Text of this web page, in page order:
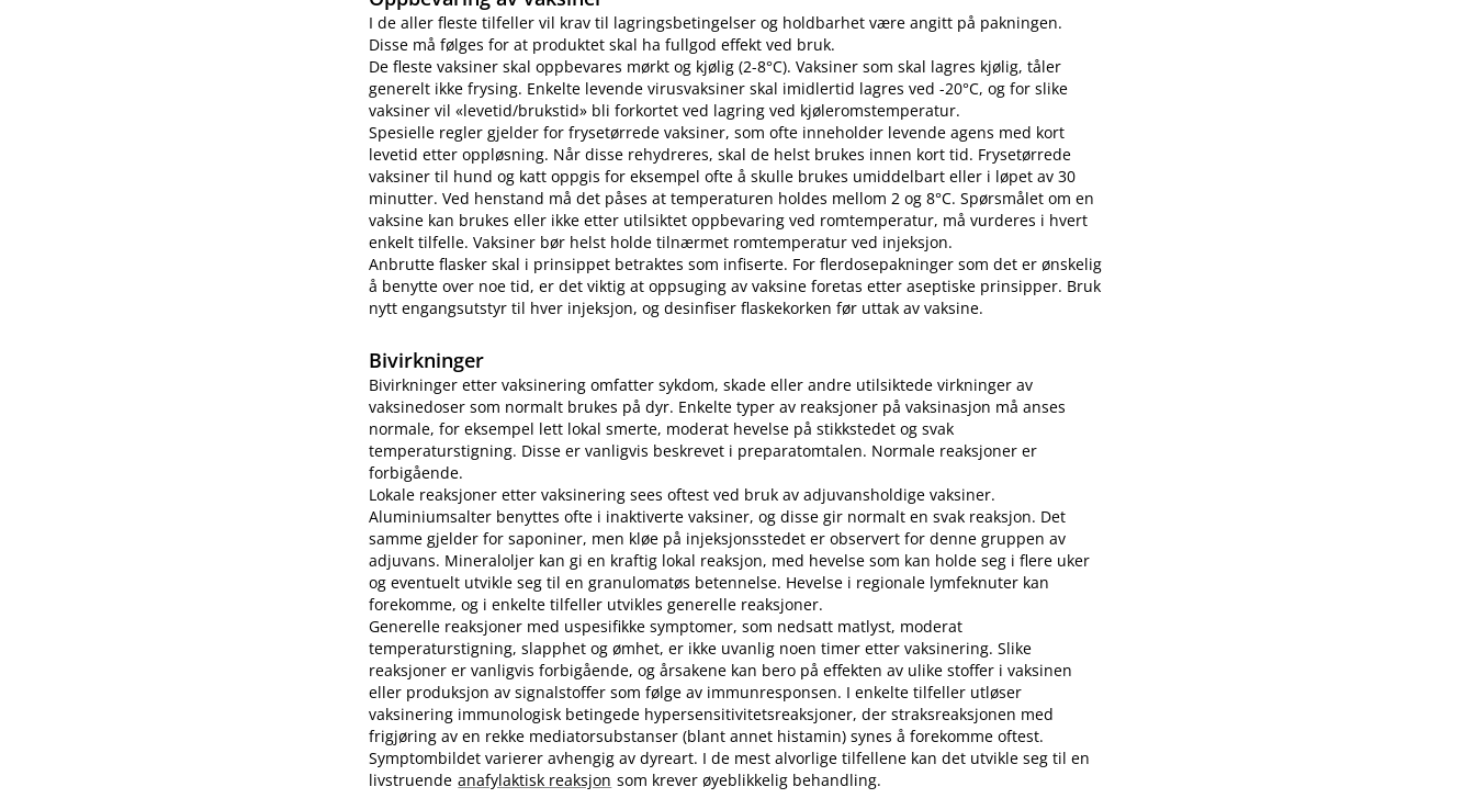
I de aller fleste tilfeller vil krav til lagringsbetingelser og holdbarhet være angitt på pakningen.
Disse må følges for at produktet skal ha fullgod effekt ved bruk.
De fleste vaksiner skal oppbevares mørkt og kjølig (2-8°C). Vaksiner som skal lagres kjølig, tåler
generelt ikke frysing. Enkelte levende virusvaksiner skal imidlertid lagres ved -20°C, og for slike
vaksiner vil «levetid​/​brukstid» bli forkortet ved lagring ved kjøleromstemperatur.
Spesielle regler gjelder for frysetørrede vaksiner, som ofte inneholder levende agens med kort
levetid etter oppløsning. Når disse rehydreres, skal de helst brukes innen kort tid. Frysetørrede
vaksiner til hund og katt oppgis for eksempel ofte å skulle brukes umiddelbart eller i løpet av 30
minutter. Ved henstand må det påses at temperaturen holdes mellom 2 og 8°C. Spørsmålet om en
vaksine kan brukes eller ikke etter utilsiktet oppbevaring ved romtemperatur, må vurderes i hvert
enkelt tilfelle. Vaksiner bør helst holde tilnærmet romtemperatur ved injeksjon.
Anbrutte flasker skal i prinsippet betraktes som infiserte. For flerdosepakninger som det er ønskelig
å benytte over noe tid, er det viktig at oppsuging av vaksine foretas etter aseptiske prinsipper. Bruk
nytt engangsutstyr til hver injeksjon, og desinfiser flaskekorken før uttak av vaksine.
Bivirkninger
Bivirkninger etter vaksinering omfatter sykdom, skade eller andre utilsiktede virkninger av
vaksinedoser som normalt brukes på dyr. Enkelte typer av reaksjoner på vaksinasjon må anses
normale, for eksempel lett lokal smerte, moderat hevelse på stikkstedet og svak
temperaturstigning. Disse er vanligvis beskrevet i preparatomtalen. Normale reaksjoner er
forbigående.
Lokale reaksjoner etter vaksinering sees oftest ved bruk av adjuvansholdige vaksiner.
Aluminiumsalter benyttes ofte i inaktiverte vaksiner, og disse gir normalt en svak reaksjon. Det
samme gjelder for saponiner, men kløe på injeksjonsstedet er observert for denne gruppen av
adjuvans. Mineraloljer kan gi en kraftig lokal reaksjon, med hevelse som kan holde seg i flere uker
og eventuelt utvikle seg til en granulomatøs betennelse. Hevelse i regionale lymfeknuter kan
forekomme, og i enkelte tilfeller utvikles generelle reaksjoner.
Generelle reaksjoner med uspesifikke symptomer, som nedsatt matlyst, moderat
temperaturstigning, slapphet og ømhet, er ikke uvanlig noen timer etter vaksinering. Slike
reaksjoner er vanligvis forbigående, og årsakene kan bero på effekten av ulike stoffer i vaksinen
eller produksjon av signalstoffer som følge av immunresponsen. I enkelte tilfeller utløser
vaksinering immunologisk betingede hypersensitivitetsreaksjoner, der straksreaksjonen med
frigjøring av en rekke mediatorsubstanser (blant annet histamin) synes å forekomme oftest.
Symptombildet varierer avhengig av dyreart. I de mest alvorlige tilfellene kan det utvikle seg til en
livstruende anafylaktisk reaksjon som krever øyeblikkelig behandling.